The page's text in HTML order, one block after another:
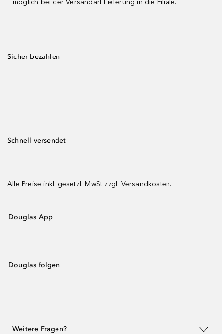
möglich bei der Versandart Lieferung in die Filiale.
Sicher bezahlen
Schnell versendet
Alle Preise inkl. gesetzl. MwSt zzgl. Versandkosten.
Douglas App
Douglas folgen
Weitere Fragen?